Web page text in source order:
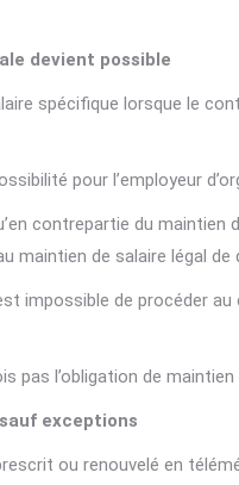
devient possible
spécifique lorsque le
pour l’employeur
contrepartie du
maintien de salaire légal de
impossible de procéder
l’obligation de
exceptions
ou renouvelé en